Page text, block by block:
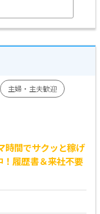
主婦・主夫歓迎
間でサクッと稼げ
履歴書＆来社不要